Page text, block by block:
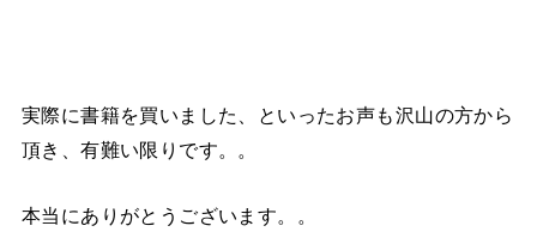
実際に書籍を買いました、といったお声も沢山の方から
頂き、有難い限りです。。
本当にありがとうございます。。